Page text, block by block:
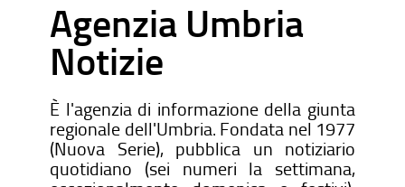
Agenzia Umbria
Notizie
È l'agenzia di informazione della giunta
regionale dell'Umbria. Fondata nel 1977
(Nuova Serie), pubblica un notiziario
quotidiano (sei numeri la settimana,